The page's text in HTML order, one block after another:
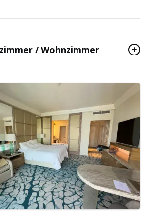
/ Wohnzimmer